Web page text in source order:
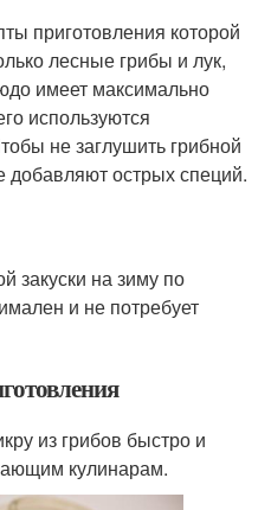
приготовления которой
лесные грибы и лук,
имеет максимально
используются
не заглушить грибной
добавляют острых специй.
закуски на зиму по
и не потребует
из грибов быстро и
кулинарам.